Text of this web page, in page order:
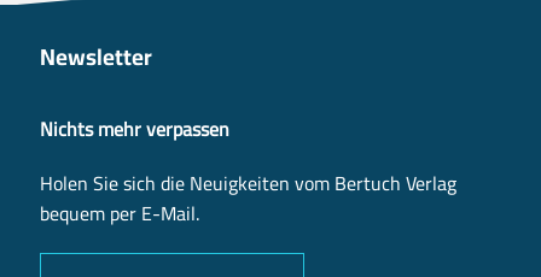
Newsletter
Nichts mehr verpassen
Holen Sie sich die Neuigkeiten vom Bertuch Verlag
bequem per E-Mail.